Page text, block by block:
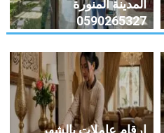
المدينة المنورة
0590265327
ارقام عاملات بالشهر